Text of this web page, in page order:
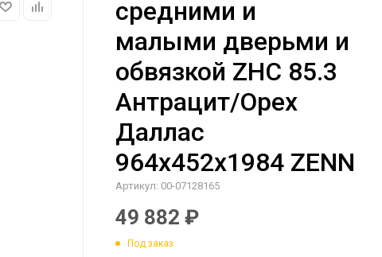
средними и
малыми дверьми и
обвязкой ZHC 85.3
Антрацит/Орех
Даллас
964х452х1984 ZENN
Артикул: 00-07128165
49 882 ₽
Под заказ